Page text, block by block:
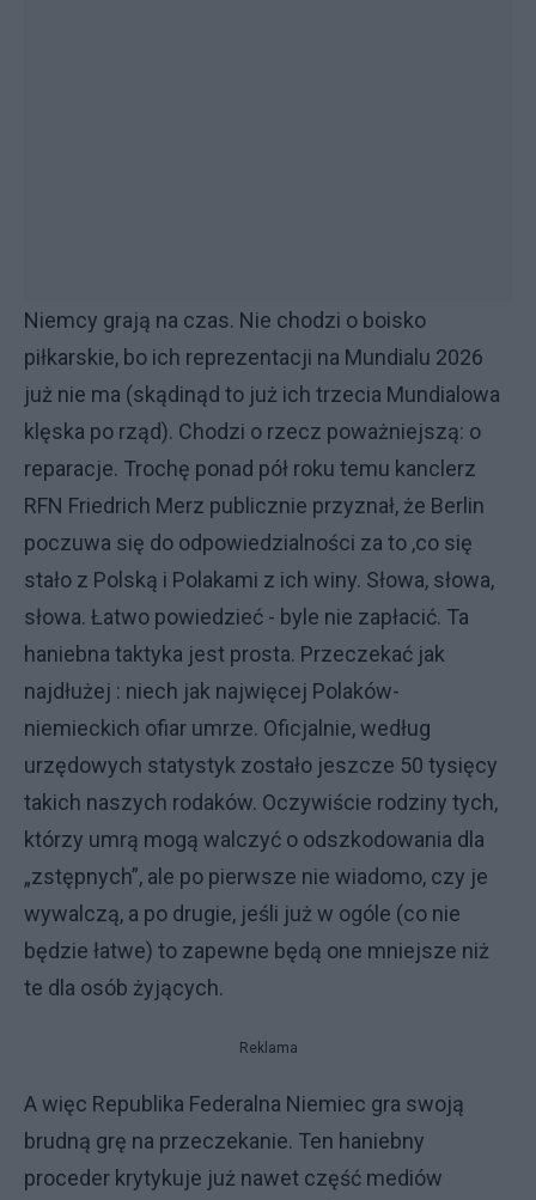
Niemcy grają na czas. Nie chodzi o boisko
piłkarskie, bo ich reprezentacji na Mundialu 2026
już nie ma (skądinąd to już ich trzecia Mundialowa
klęska po rząd). Chodzi o rzecz poważniejszą: o
reparacje. Trochę ponad pół roku temu kanclerz
RFN Friedrich Merz publicznie przyznał, że Berlin
poczuwa się do odpowiedzialności za to ,co się
stało z Polską i Polakami z ich winy. Słowa, słowa,
słowa. Łatwo powiedzieć - byle nie zapłacić. Ta
haniebna taktyka jest prosta. Przeczekać jak
najdłużej : niech jak najwięcej Polaków-
niemieckich ofiar umrze. Oficjalnie, według
urzędowych statystyk zostało jeszcze 50 tysięcy
takich naszych rodaków. Oczywiście rodziny tych,
którzy umrą mogą walczyć o odszkodowania dla
„zstępnych”, ale po pierwsze nie wiadomo, czy je
wywalczą, a po drugie, jeśli już w ogóle (co nie
będzie łatwe) to zapewne będą one mniejsze niż
te dla osób żyjących.
Reklama
A więc Republika Federalna Niemiec gra swoją
brudną grę na przeczekanie. Ten haniebny
proceder krytykuje już nawet część mediów